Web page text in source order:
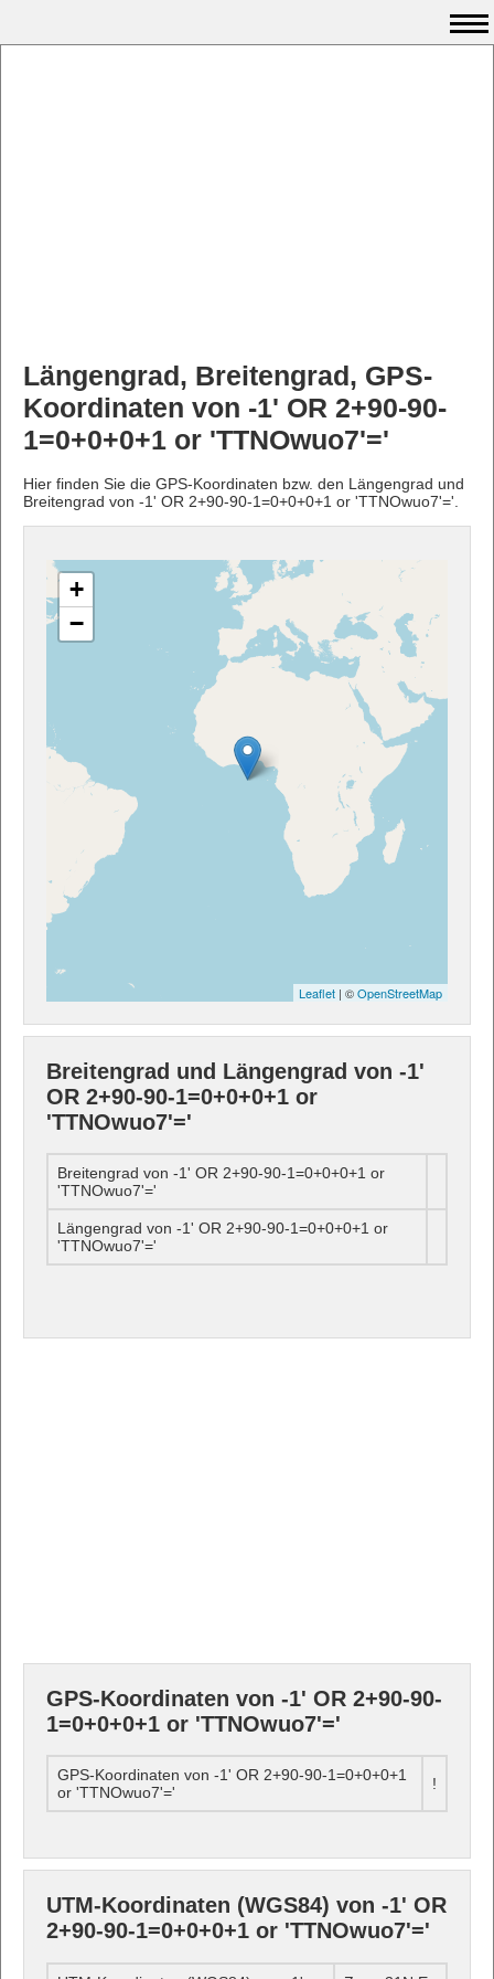
Längengrad, Breitengrad, GPS-
Koordinaten von -1' OR 2+90-90-
1=0+0+0+1 or 'TTNOwuo7'='
Hier finden Sie die GPS-Koordinaten bzw. den Längengrad und
Breitengrad von -1' OR 2+90-90-1=0+0+0+1 or 'TTNOwuo7'='.
+
−
Leaflet | ©OpenStreetMap
Breitengrad und Längengrad von -1'
OR 2+90-90-1=0+0+0+1 or
'TTNOwuo7'='
Breitengrad von -1' OR 2+90-90-1=0+0+0+1 or
'TTNOwuo7'='
Längengrad von -1' OR 2+90-90-1=0+0+0+1 or
'TTNOwuo7'='
GPS-Koordinaten von -1' OR 2+90-90-
1=0+0+0+1 or 'TTNOwuo7'='
GPS-Koordinaten von -1' OR 2+90-90-1=0+0+0+1
or 'TTNOwuo7'='
!
UTM-Koordinaten (WGS84) von -1' OR
2+90-90-1=0+0+0+1 or 'TTNOwuo7'='